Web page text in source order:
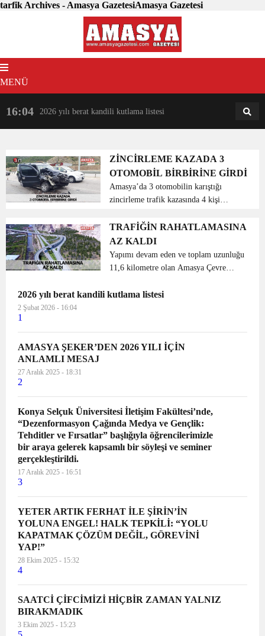
tarfik Archives - Amasya GazetesiAmasya Gazetesi
MENÜ
16:04 2026 yılı berat kandili kutlama listesi 18:31
ZİNCİRLEME KAZADA 3
OTOMOBİL BİRBİRİNE GİRDİ
Amasya’da 3 otomobilin karıştığı
zincirleme trafik kazasında 4 kişi
Öztürk (43) idaresindeki 34 GR 6310
plakalı araç, otogar ışıklara geldiği
sırada durama...
TRAFİĞİN RAHATLAMASINA
AZ KALDI
Yapımı devam eden ve toplam uzunluğu
11,6 kilometre olan Amasya Çevre
çift tüp tünel, 6 adet köprü (bölünmüş),
2026 yılı berat kandili kutlama listesi
2 Şubat 2026 - 16:04
1
AMASYA ŞEKER’DEN 2026 YILI İÇİN
ANLAMLI MESAJ
27 Aralık 2025 - 18:31
2
Konya Selçuk Üniversitesi İletişim Fakültesi’nde,
“Dezenformasyon Çağında Medya ve Gençlik:
Tehditler ve Fırsatlar” başlığıyla öğrencilerimizle
bir araya gelerek kapsamlı bir söyleşi ve seminer
gerçekleştirildi.
17 Aralık 2025 - 16:51
3
YETER ARTIK FERHAT İLE ŞİRİN’İN
YOLUNA ENGEL! HALK TEPKİLİ: “YOLU
KAPATMAK ÇÖZÜM DEĞİL, GÖREVİNİ
YAP!”
28 Ekim 2025 - 15:32
4
SAATCİ ÇİFCİMİZİ HİÇBİR ZAMAN YALNIZ
BIRAKMADIK
3 Ekim 2025 - 15:23